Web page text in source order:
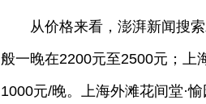
从价格来看，澎湃新闻搜索
般一晚在2200元至2500元；上
1000元/晚。上海外滩花间堂·